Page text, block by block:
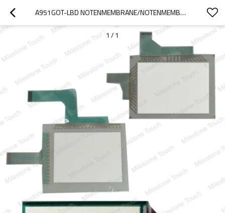
A951GOT-LBD NOTENMEMBRANE/NOTENMEMBRANE A951GOT-LBD
1 / 1